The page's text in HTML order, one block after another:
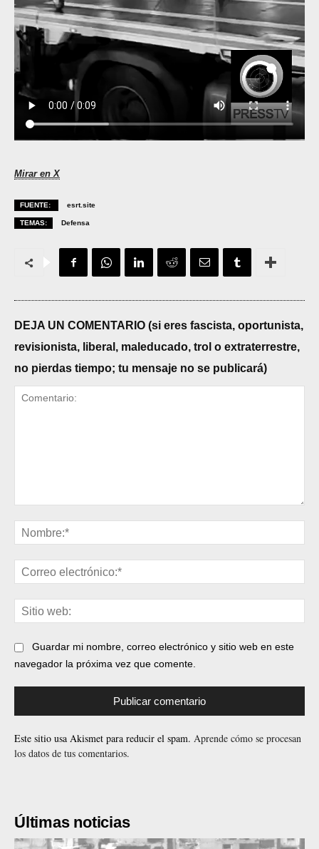
Mirar en X
FUENTE: esrt.site
TEMAS: Defensa
DEJA UN COMENTARIO (si eres fascista, oportunista,
revisionista, liberal, maleducado, trol o extraterrestre,
no pierdas tiempo; tu mensaje no se publicará)
Guardar mi nombre, correo electrónico y sitio web en este
navegador la próxima vez que comente.
Este sitio usa Akismet para reducir el spam. Aprende cómo se procesan
los datos de tus comentarios.
Últimas noticias